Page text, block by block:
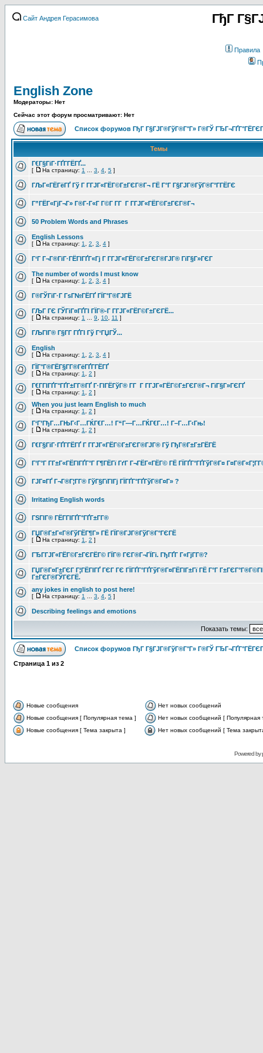
Сайт Андрея Герасимова ГђГ
Правила
English Zone
Модераторы: Нет
Сейчас этот форум просматривают: Нет
Список форумов ГђГ Г§ГЈГ®ГўГ®Г°Г» Г®ГЎ
Темы
Г€Г§ГіГ·ГҐГ­ГЁГҐ...
[ На страницу: 1 3 4 5 ]
ГЉГ«ГЁГёГҐ Гў Г Г­ГЈГ«ГЁГ©Г±ГЄГ®Г¬ ГЁ Г°Г Г§ГЈГ®ГўГ®Г°Г­ГЁГЄ
Г”ГЁГ«ГјГ¬Г» Г®Г­-Г«Г Г©Г­ Г­Г Г Г­ГЈГ«ГЁГ©Г±ГЄГ®Г¬
50 Problem Words and Phrases
English Lessons
[ На страницу: 1 2 3 4 ]
Г‘Г Г¬Г®ГіГ·ГЁГІГҐГ«Гј Г Г­ГЈГ«ГЁГ©Г±ГЄГ®ГЈГ® ГїГ§Г»ГЄГ
The number of words I must know
[ На страницу: 1 2 3 4 ]
Г®ГЎГіГ·Г ГѕГ№ГЁГҐ ГЇГ°Г®ГЈГЁ
ГЉГ ГЄ ГЎГіГ¤ГҐГІ ГЇГ®-Г Г­ГЈГ«ГЁГ©Г±ГЄГЁ...
[ На страницу: 1 9 10 11 ]
ГЉГІГ® Г§Г­Г ГҐГІ Гў Г‘ГЏГЎ...
English
[ На страницу: 1 2 3 4 ]
ГЇГ°Г®ГЁГ§Г­Г®ГёГҐГ­ГЁГҐ
[ На страницу: 1 2 ]
Г€Г­ГІГҐГ°ГҐГ±Г­Г®ГҐ Г·ГІГЁГўГ® Г­Г Г Г­ГЈГ«ГЁГ©Г±ГЄГ®Г¬ ГїГ§Г»ГЄГҐ
[ На страницу: 1 2 ]
When you just learn English to much
[ На страницу: 1 2 ]
Г‘Г’ГђГ…ГЊГ‹Г…ГЌГ€Г…! Г“Г—Г…ГЌГ€Г…! Г–Г…Г‹Гњ!
[ На страницу: 1 2 ]
Г€Г§ГіГ·ГҐГ­ГЁГҐ Г Г­ГЈГ«ГЁГ©Г±ГЄГ®ГЈГ® Гў ГђГ®Г±Г±ГЁГЁ
Г’Г°Г Г­Г±Г«ГЁГІГҐГ°Г Г¶ГЁГї ГґГ Г¬ГЁГ«ГЁГ© ГЁ ГЇГҐГ°ГҐГўГ®Г¤
ГЈГ¤ГҐ Г¬Г®Г¦Г­Г® ГўГ§ГїГІГј ГЇГҐГ°ГҐГўГ®Г¤Г» ?
Irritating English words
ГЅГІГ® ГЁГ­ГІГҐГ°ГҐГ±Г­Г®
ГЏГ®Г±Г«Г®ГўГЁГ¶Г» ГЁ ГЇГ®ГЈГ®ГўГ®Г°ГЄГЁ
[ На страницу: 1 2 ]
ГЂГ­ГЈГ«ГЁГ©Г±ГЄГЁГ© ГЇГ® ГЄГ®Г¬ГЇГі. ГђГҐГ Г«ГјГ­Г®?
ГЏГ®Г¤Г±ГЄГ Г¦ГЁГІГҐ ГЄГ ГЄ ГЇГҐГ°ГҐГўГ®Г¤ГЁГІГ±Гї ГЁ Г°Г
Г±ГЄГ®ГЎГЄГЁ.
any jokes in english to post here!
[ На страницу: 1 3 4 5 ]
Describing feelings and emotions
Показать темы:
Список форумов ГђГ Г§ГЈГ®ГўГ®Г°Г» Г®ГЎ
Страница 1 из 2
Новые сообщения
Нет новых сообщений
Новые сообщения [ Популярная тема ]
Нет новых сообщений [ Популярная
Новые сообщения [ Тема закрыта ]
Нет новых сообщений [ Тема
Powered by